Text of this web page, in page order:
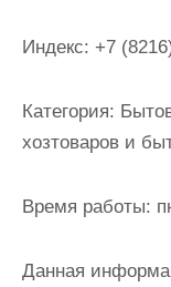
Индекс: +7
Категория:
хозтоваров и
Время работы:
Данная